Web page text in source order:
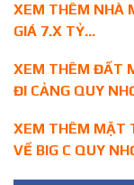
XEM THÊM NHÀ
GIÁ 7.X TỶ…
XEM THÊM ĐẤT
ĐI CẢNG QUY
XEM THÊM MẶT
VỀ BIG C QUY